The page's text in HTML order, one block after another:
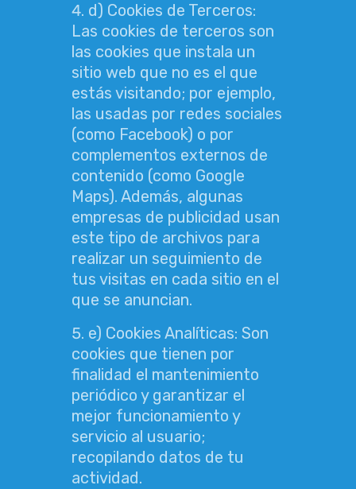
d) Cookies de Terceros:
Las cookies de terceros son
las cookies que instala un
sitio web que no es el que
estás visitando; por ejemplo,
las usadas por redes sociales
(como Facebook) o por
complementos externos de
contenido (como Google
Maps). Además, algunas
empresas de publicidad usan
este tipo de archivos para
realizar un seguimiento de
tus visitas en cada sitio en el
que se anuncian.
e) Cookies Analíticas: Son
cookies que tienen por
finalidad el mantenimiento
periódico y garantizar el
mejor funcionamiento y
servicio al usuario;
recopilando datos de tu
actividad.